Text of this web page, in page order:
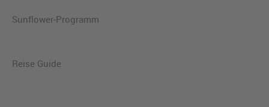
Sunflower-Programm
Reise Guide